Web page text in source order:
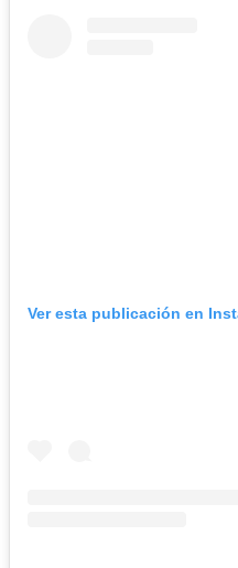
Ver esta publicación en